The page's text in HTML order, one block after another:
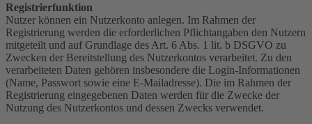
Registrierfunktion
Nutzer können ein Nutzerkonto anlegen. Im Rahmen der
Registrierung werden die erforderlichen Pflichtangaben den Nutzern
mitgeteilt und auf Grundlage des Art. 6 Abs. 1 lit. b DSGVO zu
Zwecken der Bereitstellung des Nutzerkontos verarbeitet. Zu den
verarbeiteten Daten gehören insbesondere die Login-Informationen
(Name, Passwort sowie eine E-Mailadresse). Die im Rahmen der
Registrierung eingegebenen Daten werden für die Zwecke der
Nutzung des Nutzerkontos und dessen Zwecks verwendet.